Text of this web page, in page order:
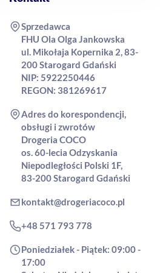
Sprzedawca
FHU Ola Olga Jankowska
ul. Mikołaja Kopernika 2, 83-
200 Starogard Gdański
NIP: 5922250446
REGON: 381269617
Adres do korespondencji,
obsługi i zwrotów
Drogeria COCO
os. 60-lecia Odzyskania
Niepodległości Polski 1F,
83-200 Starogard Gdański
kontakt@drogeriacoco.pl
+48 571 793 778
Poniedziałek - Piątek: 09:00 -
17:00